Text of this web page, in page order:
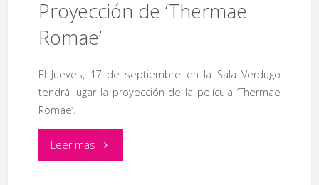
Proyección de ‘Thermae
Romae’
El Jueves, 17 de septiembre en la Sala Verdugo
tendrá lugar la proyección de la película ‘Thermae
Romae’.
Leer más"Proyección